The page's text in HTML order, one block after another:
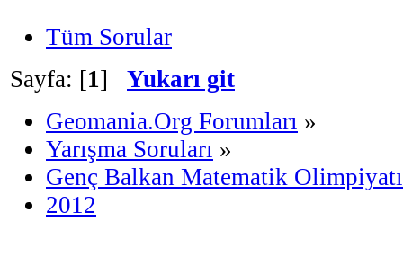
Tüm Sorular
Sayfa: [1] Yukarı git
Geomania.Org Forumları »
Yarışma Soruları »
Genç Balkan Matematik Olimpiyatı
2012